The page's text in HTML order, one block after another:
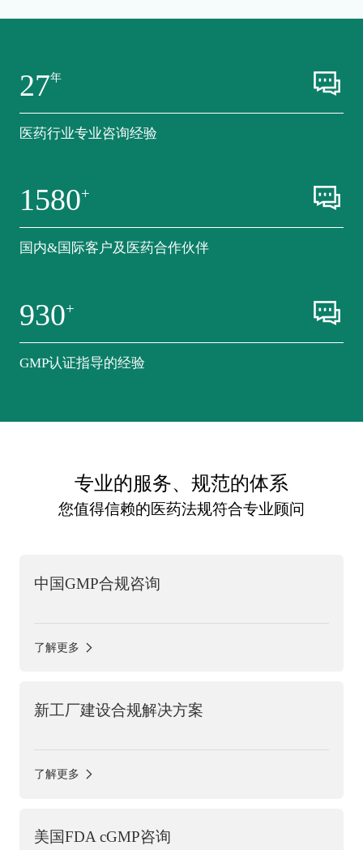
27年
医药行业专业咨询经验
1580+
国内&国际客户及医药合作伙伴
930+
GMP认证指导的经验
专业的服务、规范的体系
您值得信赖的医药法规符合专业顾问
中国GMP合规咨询
了解更多
新工厂建设合规解决方案
了解更多
美国FDA cGMP咨询